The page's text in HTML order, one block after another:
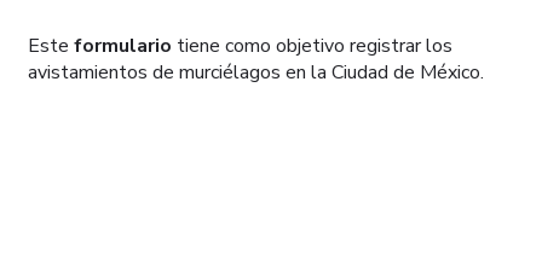
Este formulario tiene como objetivo registrar los
avistamientos de murciélagos en la Ciudad de México.